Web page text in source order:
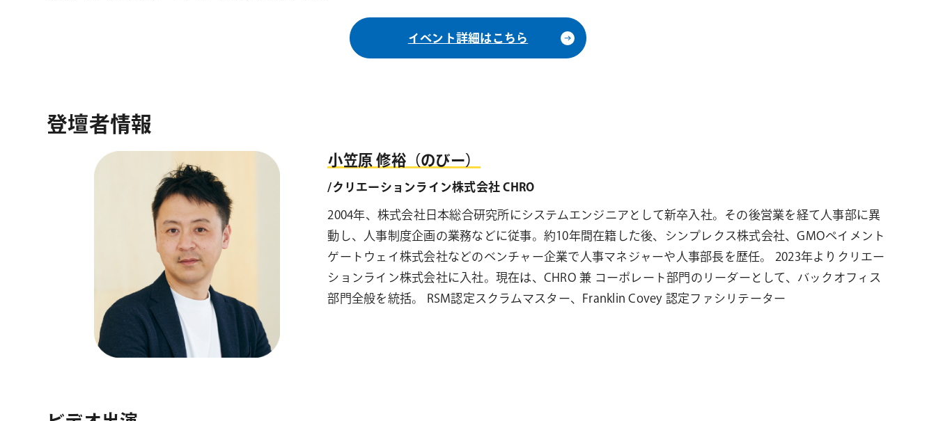
イベント詳細はこちら
登壇者情報
小笠原 修裕（のびー）
/クリエーションライン株式会社 CHRO
2004年、株式会社日本総合研究所にシステムエンジニアとして新卒入社。その後営業を経て人事部に異
動し、人事制度企画の業務などに従事。約10年間在籍した後、シンプレクス株式会社、GMOぺイメント
ゲートウェイ株式会社などのベンチャー企業で人事マネジャーや人事部長を歴任。 2023年よりクリエー
ションライン株式会社に入社。現在は、CHRO 兼 コーポレート部門のリーダーとして、バックオフィス
部門全般を統括。 RSM認定スクラムマスター、Franklin Covey 認定ファシリテーター